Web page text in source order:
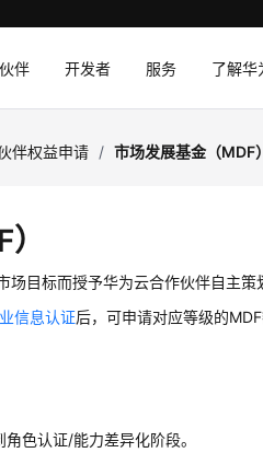
伙伴 开发者 服务 了解华
伴权益申请 / 市场发展基金（MDF）
目标而授予华为云合作伙伴自主策
信息认证后，可申请对应等级的
角色认证/能力差异化阶段。